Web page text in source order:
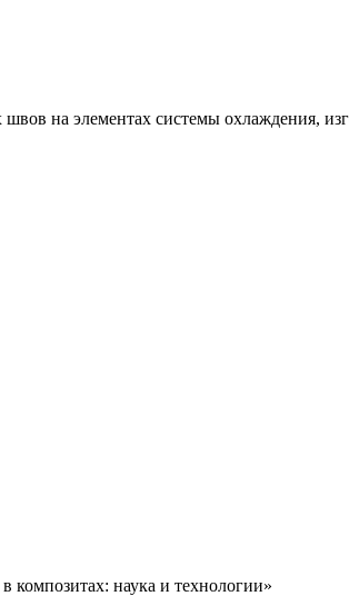
на элементах системы охлаждения,
наука и технологии»